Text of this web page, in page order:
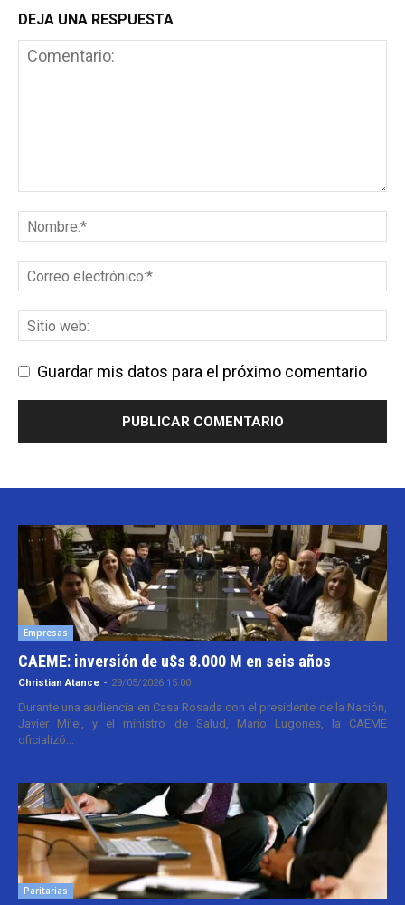
DEJA UNA RESPUESTA
Guardar mis datos para el próximo comentario
Empresas
CAEME: inversión de u$s 8.000 M en seis años
Christian Atance - 29/05/2026 15:00
Durante una audiencia en Casa Rosada con el presidente de la Nación,
Javier Milei, y el ministro de Salud, Mario Lugones, la CAEME
oficializó...
Paritarias